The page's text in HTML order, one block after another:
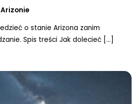
o stanie Arizona zanim
Spis treści Jak dolecieć [...]